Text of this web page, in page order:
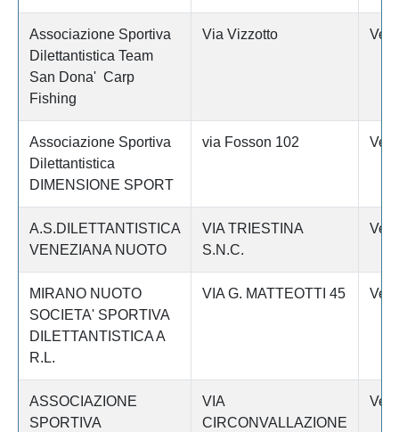
Associazione Sportiva
Dilettantistica Team
San Dona' Carp
Fishing
Via Vizzotto
Associazione Sportiva
Dilettantistica
DIMENSIONE SPORT
via Fosson 102
A.S.DILETTANTISTICA
VENEZIANA NUOTO
VIA TRIESTINA
S.N.C.
MIRANO NUOTO
SOCIETA' SPORTIVA
DILETTANTISTICA A
R.L.
VIA G. MATTEOTTI 45
ASSOCIAZIONE
SPORTIVA
VIA
CIRCONVALLAZIONE